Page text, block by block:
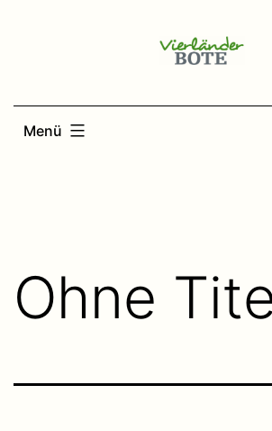
Menü
Ohne